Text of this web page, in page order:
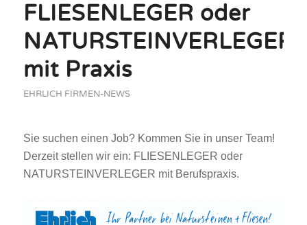
FLIESENLEGER oder
NATURSTEINVERLEGER
mit Praxis
EHRLICH FIRMEN-NEWS
Sie suchen einen Job? Kommen Sie in unser Team!
Derzeit stellen wir ein: FLIESENLEGER oder
NATURSTEINVERLEGER mit Berufspraxis.